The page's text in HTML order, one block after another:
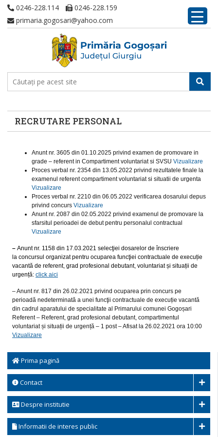
0246-228.114
0246-228.159
primaria.gogosari@yahoo.com
RECRUTARE PERSONAL
Prima pagină
Contact
Despre institutie
Informatii de interes public
Anunt nr. 3605 din 01.10.2025 privind examen de promovare in
grade – referent in Compartiment voluntariat si SVSU Vizualizare
Proces verbal nr. 2354 din 13.05.2022 privind rezultatele finale la
examenul referent compartiment voluntariat si situatii de urgenta
Vizualizare
Proces verbal nr. 2210 din 06.05.2022 verificarea dosarului depus
privind concurs Vizualizare
Anunt nr. 2087 din 02.05.2022 privind examenul de promovare la
sfarsitul perioadei de debut pentru personalul contractual
Vizualizare
– Anunt nr. 1158 din 17.03.2021 selecţiei dosarelor de înscriere
la concursul organizat pentru ocuparea funcţiei contractuale de execuție
vacantă de referent, grad profesional debutant, voluntariat și situații de
urgență: click aici
– Anunt nr. 817 din 26.02.2021 privind ocuparea prin concurs pe
perioadă nedeterminată a unei funcţii contractuale de execuție vacantă
din cadrul aparatului de specialitate al Primarului comunei Gogoșari
Referent – Referent, grad profesional debutant, compartimentul
voluntariat și situații de urgență – 1 post – Afisat la 26.02.2021 ora 10:00
Vizualizare